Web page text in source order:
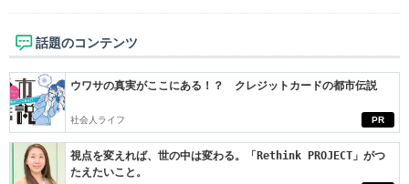
話題のコンテンツ
PR
ウワサの真実がここにある！？ クレジットカードの都市伝説
社会人ライフ
視点を変えれば、世の中は変わる。「Rethink PROJECT」がつ
たえたいこと。